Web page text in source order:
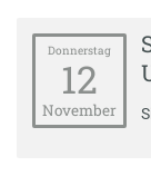
Donnerstag
12
November